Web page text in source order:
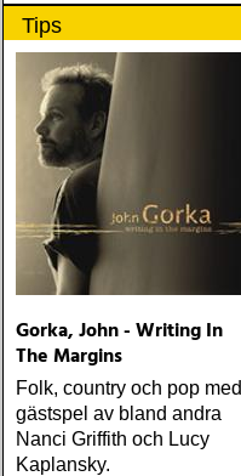
Tips
Gorka, John - Writing In
The Margins
Folk, country och pop med
gästspel av bland andra
Nanci Griffith och Lucy
Kaplansky.